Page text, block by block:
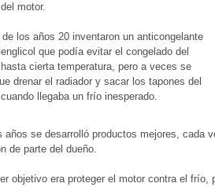
motor.
los años 20 inventaron un anticongelante
que podía evitar el congelado del
hasta cierta temperatura, pero a veces se
drenar el radiador y sacar los tapones del
llegaba un frío inesperado.
años se desarrolló productos mejores, cada
de parte del dueño.
objetivo era proteger el motor contra el